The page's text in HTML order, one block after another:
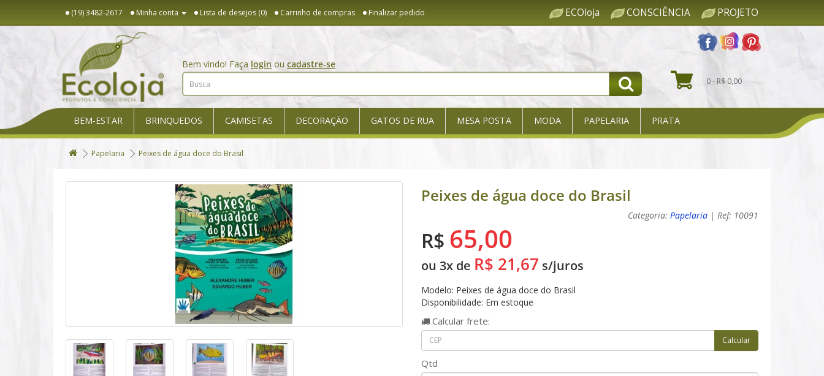
(19) 3482-2617 Minha conta Lista de desejos (0) Carrinho de compras Finalizar pedido ECOloja CONSCIÊNCIA PROJETO
Bem vindo! Faça login ou cadastre-se
0 - R$ 0,00
BEM-ESTAR BRINQUEDOS CAMISETAS DECORAÇÃO GATOS DE RUA MESA POSTA MODA PAPELARIA PRATA
Papelaria Peixes de água doce do Brasil
Peixes de água doce do Brasil
Categoria: Papelaria | Ref: 10091
R$ 65,00
ou 3x de R$ 21,67 s/juros
Modelo: Peixes de água doce do Brasil
Disponibilidade: Em estoque
Calcular frete:
Qtd